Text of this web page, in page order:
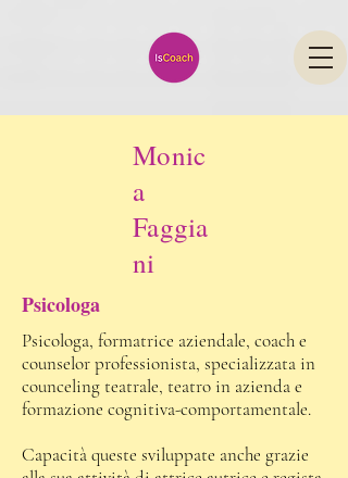
Monic
a
Faggia
ni
Psicologa
Psicologa, formatrice aziendale, coach e
counselor professionista, specializzata in
counceling teatrale, teatro in azienda e
formazione cognitiva-comportamentale.
Capacità queste sviluppate anche grazie